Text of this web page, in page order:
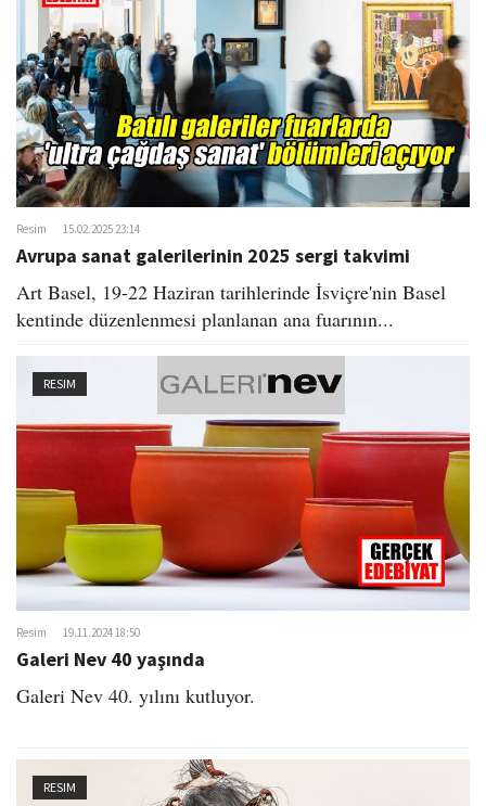
o
n
Resim 15.02.2025 23:14
Avrupa sanat galerilerinin 2025 sergi takvimi
Art Basel, 19-22 Haziran tarihlerinde İsviçre'nin Basel
kentinde düzenlenmesi planlanan ana fuarının...
RESIM
Resim 19.11.2024 18:50
Galeri Nev 40 yaşında
Galeri Nev 40. yılını kutluyor.
RESIM